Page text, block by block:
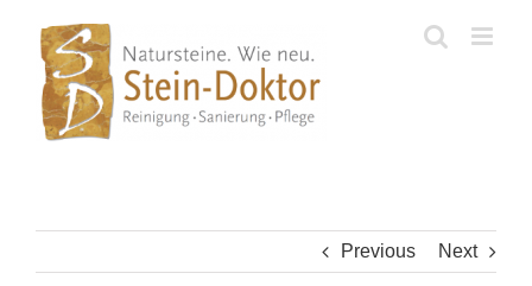
content
Previous Next